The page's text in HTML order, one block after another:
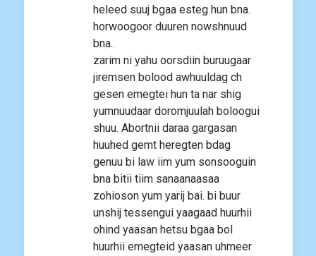
heleed suuj bgaa esteg hun bna.
horwoogoor duuren nowshnuud
bna..
zarim ni yahu oorsdiin buruugaar
jiremsen bolood awhuuldag ch
gesen emegtei hun ta nar shig
yumnuudaar doromjuulah boloogui
shuu. Abortnii daraa gargasan
huuhed gemt heregten bdag
genuu bi law iim yum sonsooguin
bna bitii tiim sanaanaasaa
zohioson yum yarij bai. bi buur
unshij tessengui yaagaad huurhii
ohind yaasan hetsu bgaa bol
huurhii emegteid yaasan uhmeer